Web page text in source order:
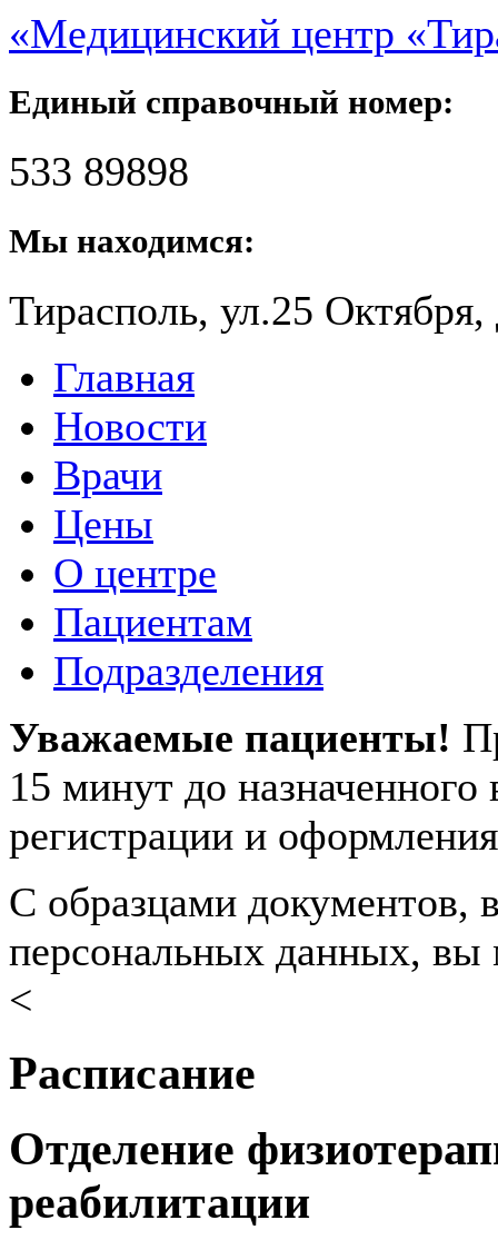
«Медицинский центр
Единый справочный номер:
533 89898
Мы находимся:
Тирасполь, ул.25 Октября,
Главная
Новости
Врачи
Цены
О центре
Пациентам
Подразделения
Уважаемые пациенты!
15 минут до
регистрации и
С образцами документов,
персональных данных, вы
<
Расписание
Отделение
реабилитации